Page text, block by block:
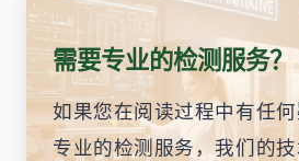
需要专业的检测服务？
如果您在阅读过程中有任
专业的检测服务，我们的